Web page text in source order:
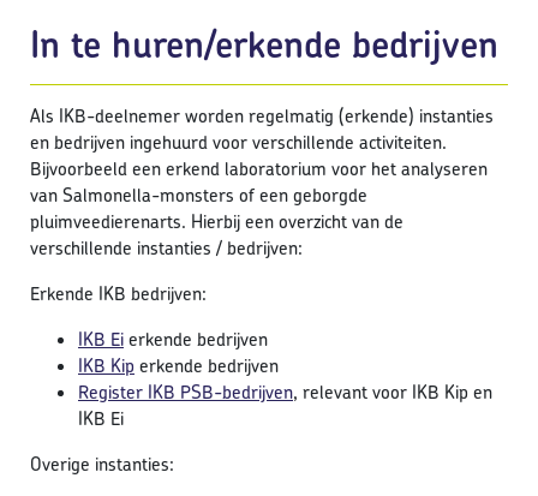
In te huren/erkende bedrijven
Als IKB-deelnemer worden regelmatig (erkende) instanties
en bedrijven ingehuurd voor verschillende activiteiten.
Bijvoorbeeld een erkend laboratorium voor het analyseren
van Salmonella-monsters of een geborgde
pluimveedierenarts. Hierbij een overzicht van de
verschillende instanties / bedrijven:
Erkende IKB bedrijven:
IKB Eierkende bedrijven
IKB Kip erkende bedrijven
Register IKB PSB-bedrijven, relevant voor IKB Kip en
IKB Ei
Overige instanties: